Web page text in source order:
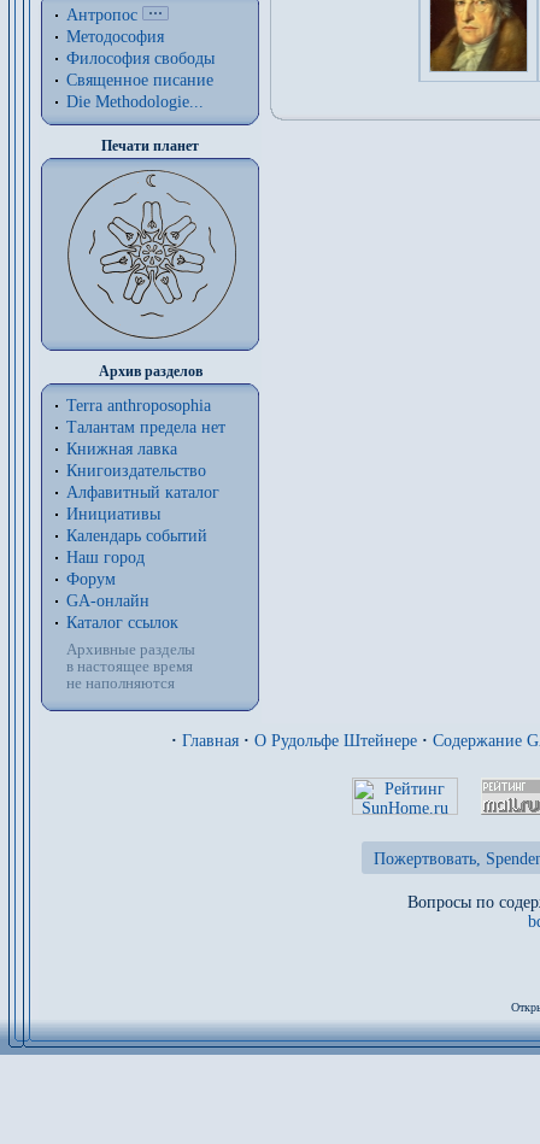
Антропос
Методософия
Философия cвободы
Священное писание
Die Methodologie...
Печати планет
Архив разделов
Terra anthroposophia
Талантам предела нет
Книжная лавка
Книгоиздательство
Алфавитный каталог
Инициативы
Календарь событий
Наш город
Форум
GA-онлайн
Каталог ссылок
Архивные разделы
в настоящее время
не наполняются
· Главная · О Рудольфе Штейнере · Содержание
Пожертвовать,
Вопросы по